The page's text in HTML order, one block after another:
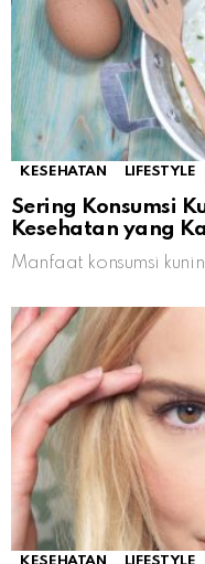
KESEHATAN LIFESTYLE
Sering Konsumsi
Kesehatan yang
Manfaat konsumsi